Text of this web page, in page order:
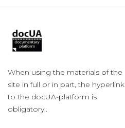
When using the materials of the
site in full or in part, the hyperlink
to the docUA-platform is
obligatory..